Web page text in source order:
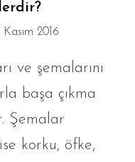
Kasım 2016
ve şemalarını
başa çıkma
Şemalar
korku, öfke,